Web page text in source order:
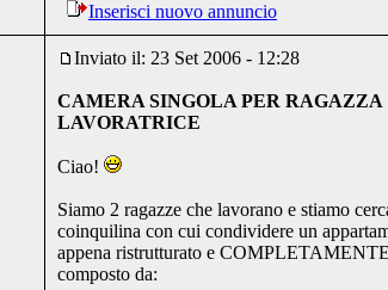
Inserisci nuovo annuncio
Inviato il: 23 Set 2006 - 12:28
CAMERA SINGOLA PER RAGAZZA
LAVORATRICE
Ciao!
Siamo 2 ragazze che lavorano e stiamo
coinquilina con cui condividere un
appena ristrutturato e
composto da: